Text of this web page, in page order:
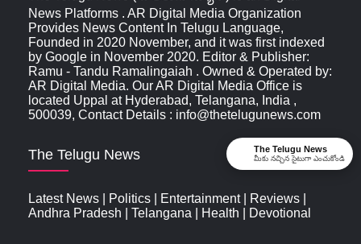
News Platforms . AR Digital Media Organization
Provides News Content In Telugu Language,
Founded in 2020 November, and it was first indexed
by Google in November 2020. Editor & Publisher:
Ramu - Tandu Ramalingaiah . Owned & Operated by:
AR Digital Media. Our AR Digital Media Office is
located Uppal at Hyderabad, Telangana, India ,
500039, Contact Details : info@thetelugunews.com
The Telugu News
Latest News Politics Entertainment| Reviews
Andhra Pradesh
Telangana Health Devotional
The Telugu News
మీకు నచ్చిన సైటుగా ఎంచుకోండి